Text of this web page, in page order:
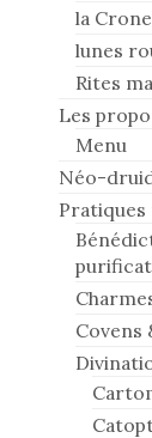
la Crone
lunes
Rites
Les
Menu
Néo-
Pratiques
Covens